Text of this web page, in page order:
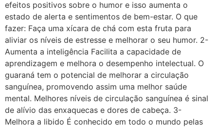
efeitos positivos sobre o humor e isso aumenta o
estado de alerta e sentimentos de bem-estar. O que
fazer: Faça uma xícara de chá com esta fruta para
aliviar os níveis de estresse e melhorar o seu humor. 2-
Aumenta a inteligência Facilita a capacidade de
aprendizagem e melhora o desempenho intelectual. O
guaraná tem o potencial de melhorar a circulação
sanguínea, promovendo assim uma melhor saúde
mental. Melhores níveis de circulação sanguínea é sinal
de alívio das enxaquecas e dores de cabeça. 3-
Melhora a libido É conhecido em todo o mundo pelas